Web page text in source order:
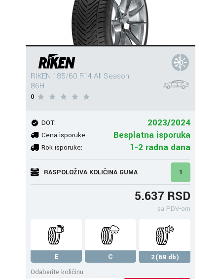
RIKEN 185/60 R14 All Season
86H
0
DOT: 2023/2024
Cena isporuke: Besplatna isporuka
Rok isporuke: 1-2 radna dana
RASPOLOŽIVA KOLIČINA GUMA 1
5.637 RSD
sa PDV-om
E C
2(69 db)
Odaberite količinu